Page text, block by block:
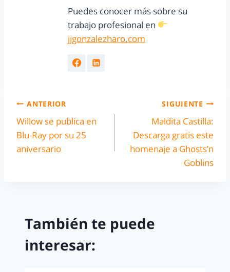
Puedes conocer más sobre su
trabajo profesional en
jjgonzalezharo.com
ANTERIOR
Willow se publica en
Blu-Ray por su 25
aniversario
SIGUIENTE
Maldita Castilla:
Descarga gratis este
homenaje a Ghosts’n
Goblins
También te puede
interesar: